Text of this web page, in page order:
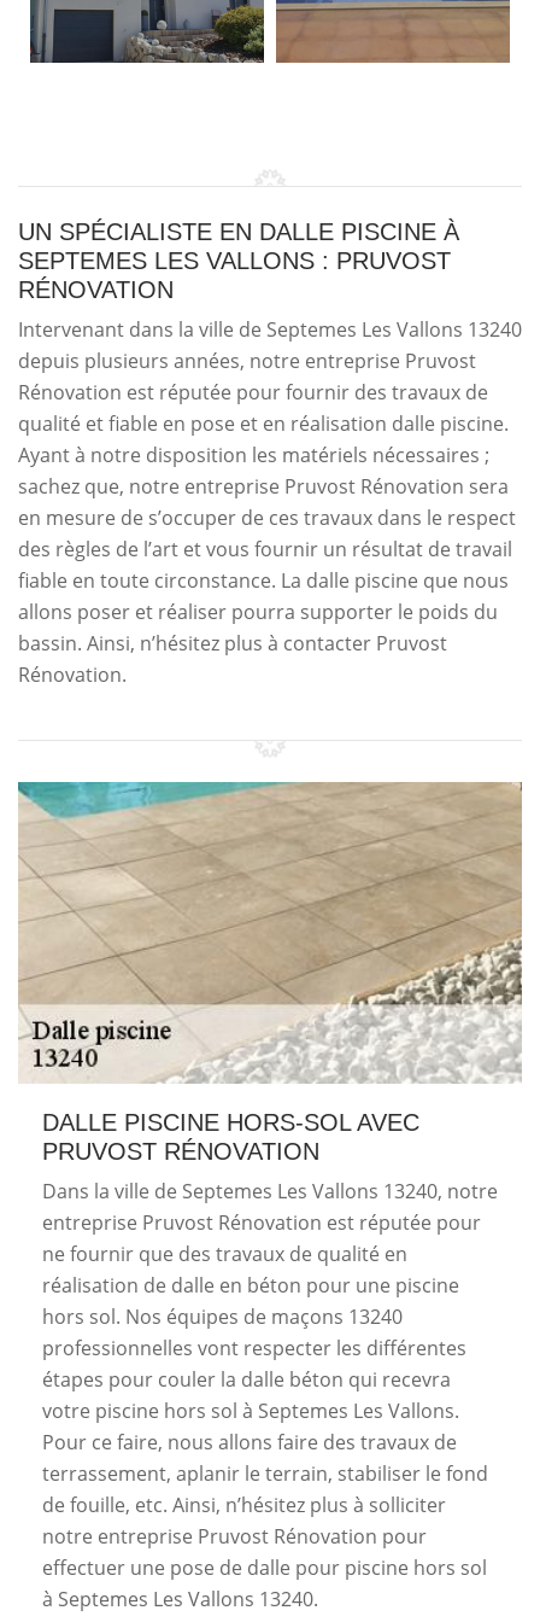
UN SPÉCIALISTE EN DALLE PISCINE À
SEPTEMES LES VALLONS : PRUVOST
RÉNOVATION
Intervenant dans la ville de Septemes Les Vallons 13240
depuis plusieurs années, notre entreprise Pruvost
Rénovation est réputée pour fournir des travaux de
qualité et fiable en pose et en réalisation dalle piscine.
Ayant à notre disposition les matériels nécessaires ;
sachez que, notre entreprise Pruvost Rénovation sera
en mesure de s’occuper de ces travaux dans le respect
des règles de l’art et vous fournir un résultat de travail
fiable en toute circonstance. La dalle piscine que nous
allons poser et réaliser pourra supporter le poids du
bassin. Ainsi, n’hésitez plus à contacter Pruvost
Rénovation.
DALLE PISCINE HORS-SOL AVEC
PRUVOST RÉNOVATION
Dans la ville de Septemes Les Vallons 13240, notre
entreprise Pruvost Rénovation est réputée pour
ne fournir que des travaux de qualité en
réalisation de dalle en béton pour une piscine
hors sol. Nos équipes de maçons 13240
professionnelles vont respecter les différentes
étapes pour couler la dalle béton qui recevra
votre piscine hors sol à Septemes Les Vallons.
Pour ce faire, nous allons faire des travaux de
terrassement, aplanir le terrain, stabiliser le fond
de fouille, etc. Ainsi, n’hésitez plus à solliciter
notre entreprise Pruvost Rénovation pour
effectuer une pose de dalle pour piscine hors sol
à Septemes Les Vallons 13240.